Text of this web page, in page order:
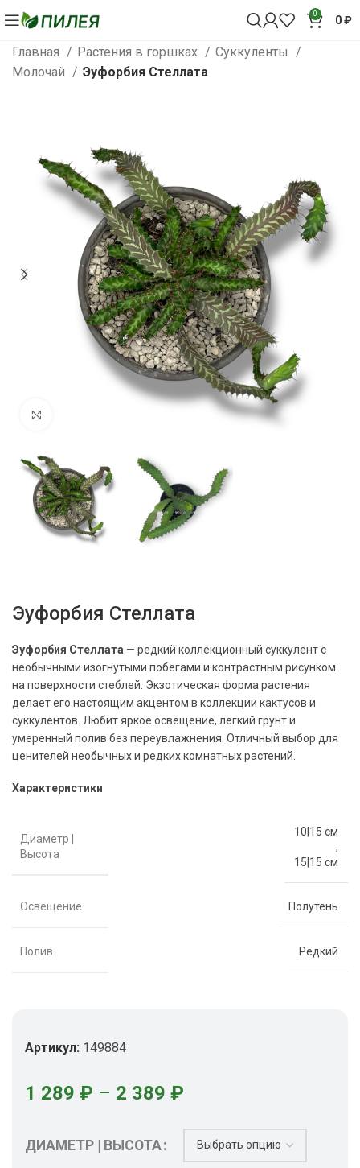
0 0₽
Главная Растения в горшках
Суккуленты
Молочай
Эуфорбия Стеллата
Эуфорбия Стеллата
Эуфорбия Стеллата — редкий коллекционный суккулент с
необычными изогнутыми побегами и контрастным рисунком
на поверхности стеблей. Экзотическая форма растения
делает его настоящим акцентом в коллекции кактусов и
суккулентов. Любит яркое освещение, лёгкий грунт и
умеренный полив без переувлажнения. Отличный выбор для
ценителей необычных и редких комнатных растений.
Характеристики
Диаметр |
Высота
10|15 см
,
15|15 см
Освещение Полутень
Полив Редкий
Артикул: 149884
1 289 ₽ – 2 389 ₽
ДИАМЕТР | ВЫСОТА